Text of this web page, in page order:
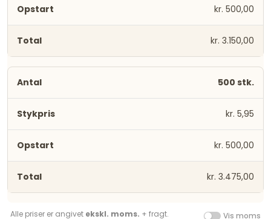
kr. 500,00
kr. 3.150,00
500 stk.
kr. 5,95
kr. 500,00
kr. 3.475,00
Alle priser er angivet ekskl. moms. + fragt.
Vis moms